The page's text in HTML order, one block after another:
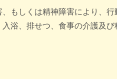
もしくは精神障害により、行
浴、排せつ、食事の介護及び